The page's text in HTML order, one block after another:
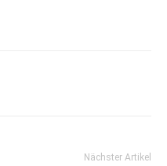
Nächster Artikel